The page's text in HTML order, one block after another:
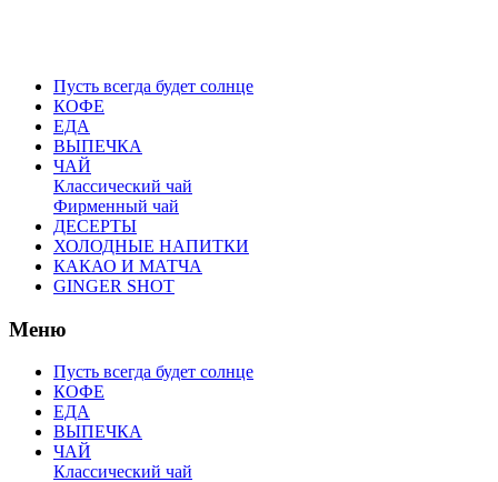
Пусть всегда будет солнце
КОФЕ
ЕДА
ВЫПЕЧКА
ЧАЙ
Классический чай
Фирменный чай
ДЕСЕРТЫ
ХОЛОДНЫЕ НАПИТКИ
КАКАО И МАТЧА
GINGER SHOT
Меню
Пусть всегда будет солнце
КОФЕ
ЕДА
ВЫПЕЧКА
ЧАЙ
Классический чай